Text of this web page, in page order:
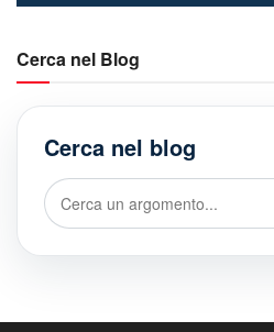
Cerca nel Blog
Cerca nel blog
Cerca
nel